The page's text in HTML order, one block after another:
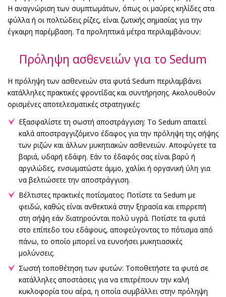
Η αναγνώριση των συμπτωμάτων, όπως οι μαύρες κηλίδες στα
φύλλα ή οι πολτώδεις ρίζες, είναι ζωτικής σημασίας για την
έγκαιρη παρέμβαση. Τα προληπτικά μέτρα περιλαμβάνουν:
Πρόληψη ασθενειών για το Sedum
Η πρόληψη των ασθενειών στα φυτά Sedum περιλαμβάνει
κατάλληλες πρακτικές φροντίδας και συντήρησης. Ακολουθούν
ορισμένες αποτελεσματικές στρατηγικές:
Εξασφαλίστε τη σωστή αποστράγγιση: Το Sedum απαιτεί
καλά αποστραγγιζόμενο έδαφος για την πρόληψη της σήψης
των ριζών και άλλων μυκητιακών ασθενειών. Αποφύγετε τα
βαριά, υδαρή εδάφη. Εάν το έδαφός σας είναι βαρύ ή
αργιλώδες, ενσωματώστε άμμο, χαλίκι ή οργανική ύλη για
να βελτιώσετε την αποστράγγιση.
Βέλτιστες πρακτικές ποτίσματος: Ποτίστε τα Sedum με
φειδώ, καθώς είναι ανθεκτικά στην ξηρασία και επιρρεπή
στη σήψη εάν διατηρούνται πολύ υγρά. Ποτίστε τα φυτά
στο επίπεδο του εδάφους, αποφεύγοντας το πότισμα από
πάνω, το οποίο μπορεί να ευνοήσει μυκητιασικές
μολύνσεις.
Σωστή τοποθέτηση των φυτών: Τοποθετήστε τα φυτά σε
κατάλληλες αποστάσεις για να επιτρέπουν την καλή
κυκλοφορία του αέρα, η οποία συμβάλλει στην πρόληψη